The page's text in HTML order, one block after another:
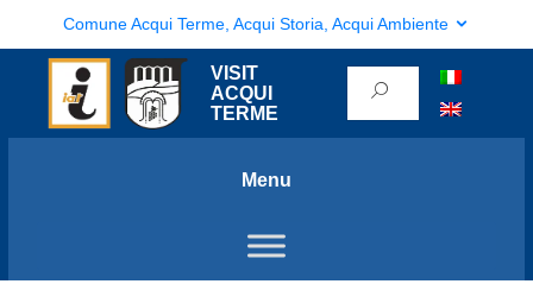
Comune Acqui Terme, Acqui Storia, Acqui Ambiente
VISIT
ACQUI
TERME
Menu